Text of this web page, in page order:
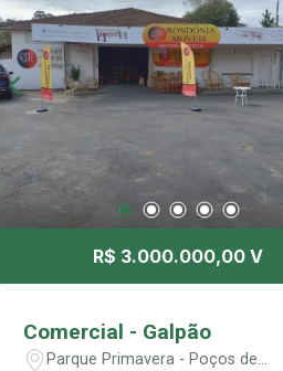
R$ 3.000.000,00 V
Comercial - Galpão
Parque Primavera - Poços de